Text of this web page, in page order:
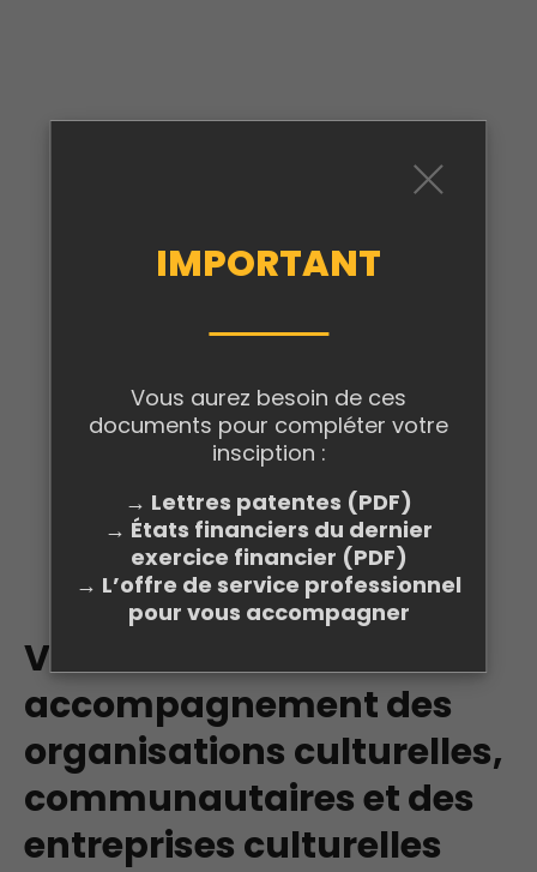
ENTENTE SECTORIELLE EN
VOLET A – Soutien et
accompagnement des
organisations culturelles,
communautaires et des
entreprises culturelles
IMPORTANT
Vous aurez besoin de ces
documents pour compléter votre
insciption :
→ Lettres patentes (PDF)
→ États financiers du dernier
exercice financier (PDF)
→ L’offre de service professionnel
pour vous accompagner